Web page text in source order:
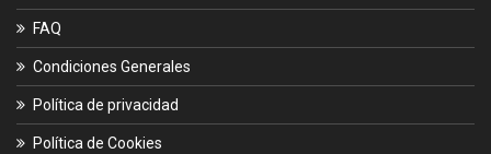
FAQ
Condiciones Generales
Política de privacidad
Política de Cookies